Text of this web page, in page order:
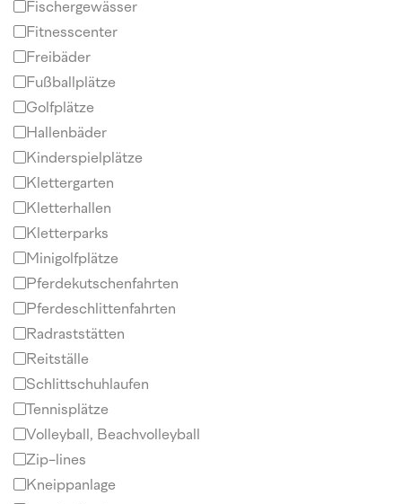
Fischergewässer
Fitnesscenter
Freibäder
Fußballplätze
Golfplätze
Hallenbäder
Kinderspielplätze
Klettergarten
Kletterhallen
Kletterparks
Minigolfplätze
Pferdekutschenfahrten
Pferdeschlittenfahrten
Radraststätten
Reitställe
Schlittschuhlaufen
Tennisplätze
Volleyball, Beachvolleyball
Zip-lines
Kneippanlage